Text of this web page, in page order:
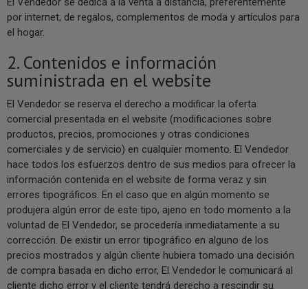
por internet, de regalos, complementos de moda y artículos para
el hogar.
2. Contenidos e información
suministrada en el website
El Vendedor se reserva el derecho a modificar la oferta
comercial presentada en el website (modificaciones sobre
productos, precios, promociones y otras condiciones
comerciales y de servicio) en cualquier momento. El Vendedor
hace todos los esfuerzos dentro de sus medios para ofrecer la
información contenida en el website de forma veraz y sin
errores tipográficos. En el caso que en algún momento se
produjera algún error de este tipo, ajeno en todo momento a la
voluntad de El Vendedor, se procedería inmediatamente a su
corrección. De existir un error tipográfico en alguno de los
precios mostrados y algún cliente hubiera tomado una decisión
de compra basada en dicho error, El Vendedor le comunicará al
cliente dicho error y el cliente tendrá derecho a rescindir su